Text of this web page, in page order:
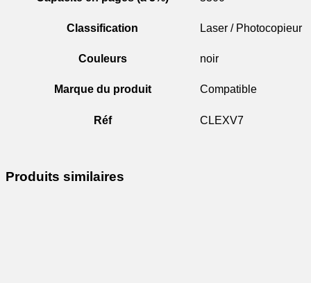
Classification Laser / Photocopieur
Couleurs noir
Marque du produit Compatible
Réf CLEXV7
Produits similaires